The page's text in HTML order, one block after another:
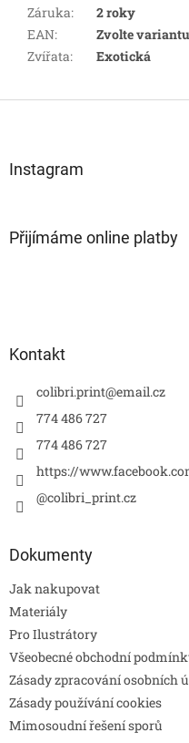
Záruka:
2 roky
EAN:
Zvolte variantu
Zvířata: Exotická
Instagram
Přijímáme online platby
Kontakt
colibri.print@email.cz
774 486 727
774 486 727
https://
@colibri_print.cz
Dokumenty
Jak nakupovat
Materiály
Pro Ilustrátory
Všeobecné obchodní
Zásady zpracování osobních
Zásady používání cookies
Mimosoudní řešení sporů